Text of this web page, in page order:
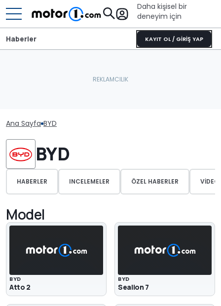
Daha kişisel bir
deneyim için
KAYIT OL / GİRİŞ YAP
Haberler
Ana Sayfa BYD
BYD
HABERLER INCELEMELER ÖZEL HABERLER
Model
BYD
Atto 2
BYD
Sealion 7